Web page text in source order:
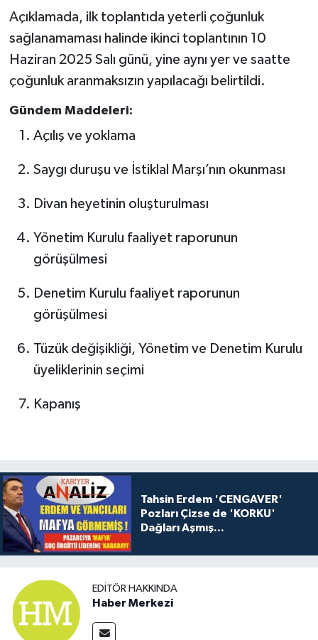
Açıklamada, ilk toplantıda yeterli çoğunluk
sağlanamaması halinde ikinci toplantının 10
Haziran 2025 Salı günü, yine aynı yer ve saatte
çoğunluk aranmaksızın yapılacağı belirtildi.
Gündem Maddeleri:
Açılış ve yoklama
Saygı duruşu ve İstiklal Marşı’nın okunması
Divan heyetinin oluşturulması
Yönetim Kurulu faaliyet raporunun
görüşülmesi
Denetim Kurulu faaliyet raporunun
görüşülmesi
Tüzük değişikliği, Yönetim ve Denetim Kurulu
üyeliklerinin seçimi
Kapanış
Tahsin Erdem 'CENGAVER'
Pozları Çizse de 'KORKU'
Dağları Aşmış...
EDITÖR HAKKINDA
Haber Merkezi